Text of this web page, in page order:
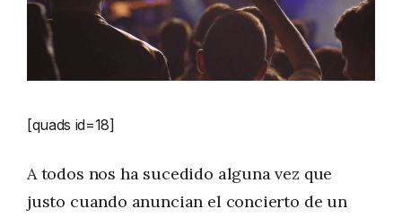
[quads id=18]
A todos nos ha sucedido alguna vez que
justo cuando anuncian el concierto de un